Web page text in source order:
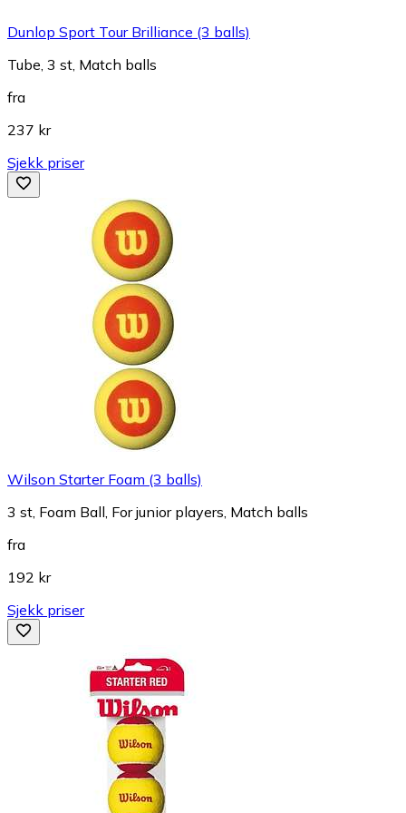
Dunlop Sport Tour Brilliance (3 balls)
Tube, 3 st, Match balls
fra
237 kr
Sjekk priser
Wilson Starter Foam (3 balls)
3 st, Foam Ball, For junior players, Match balls
fra
192 kr
Sjekk priser